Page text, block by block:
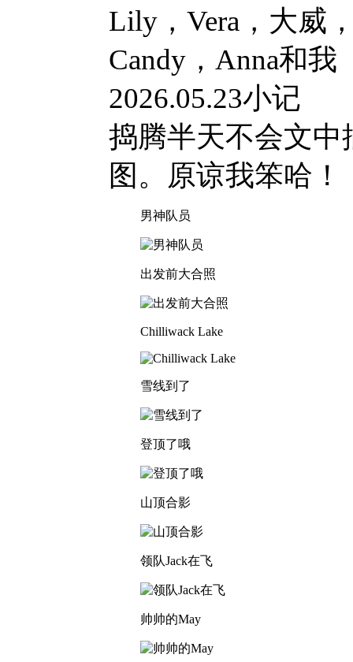
Lily，Vera，大威
Candy，Anna和我
2026.05.23小记
捣腾半天不会文
图。原谅我笨哈！
男神队员
出发前大合照
Chilliwack Lake
雪线到了
登顶了哦
山顶合影
领队Jack在飞
帅帅的May